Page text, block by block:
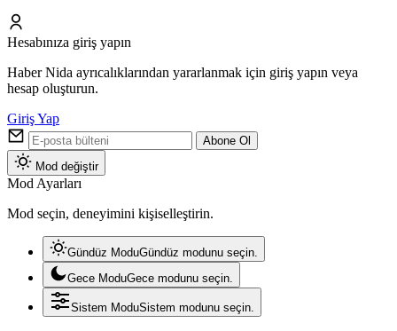
Hesabınıza giriş yapın
Haber Nida ayrıcalıklarından yararlanmak için giriş yapın veya
hesap oluşturun.
Giriş Yap
Abone Ol
Mod değiştir
Mod Ayarları
Mod seçin, deneyimini kişiselleştirin.
Gündüz ModuGündüz modunu seçin.
Gece ModuGece modunu seçin.
Sistem ModuSistem modunu seçin.